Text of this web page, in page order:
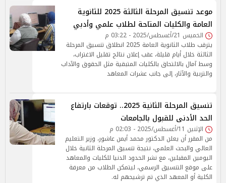
موعد تنسيق المرحلة الثالثة 2025 للثانوية
العامة والكليات المتاحة لطلاب علمي وأدبي
الخميس 21/أغسطس/2025 - 03:22 م
يترقب طلاب الثانوية العامة 2025 انطلاق تنسيق المرحلة
الثالثة خلال أيام قليلة، عقب إعلان نتائج تقليل الاغتراب،
وسط آمال بالالتحاق بالكليات المتبقية مثل الحقوق والآداب
والتربية والآثار، إلى جانب عشرات المعاهد
تنسيق المرحلة الثانية 2025.. توقعات بارتفاع
الحد الأدنى للقبول بالجامعات
الإثنين 11/أغسطس/2025 - 02:03 م
من المقرر أن يعلن الدكتور محمد أيمن عاشور، وزير التعليم
العالي والبحث العلمي، نتيجة تنسيق المرحلة الثانية خلال
اليومين المقبلين، مع نشر الحدود الدنيا للكليات والمعاهد
على موقع التنسيق الرسمي، ليتمكن الطلاب من معرفة
الكلية أو المعهد الذي تم ترشيحهم له.